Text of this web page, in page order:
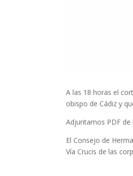
A las 18 horas el
obispo de Cádiz y
Adjuntamos PDF de
El Consejo de
Vía Crucis de las